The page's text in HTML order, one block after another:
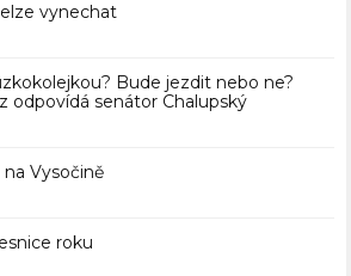
vynechat
Bude jezdit nebo ne?
odpovídá senátor Chalupský
Vysočině
roku